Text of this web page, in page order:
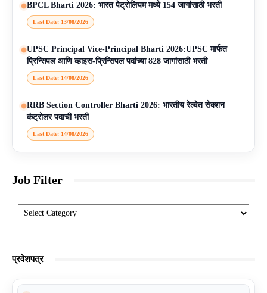
BPCL Bharti 2026: भारत पेट्रोलियम मध्ये 154 जागांसाठी भरती
Last Date: 13/08/2026
UPSC Principal Vice-Principal Bharti 2026:UPSC मार्फत
प्रिन्सिपल आणि व्हाइस-प्रिन्सिपल पदांच्या 828 जागांसाठी भरती
Last Date: 14/08/2026
RRB Section Controller Bharti 2026: भारतीय रेल्वेत सेक्शन
कंट्रोलर पदाची भरती
Last Date: 14/08/2026
Job Filter
Categories
प्रवेशपत्र